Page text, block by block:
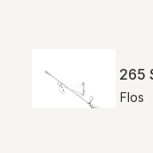
265
Flos